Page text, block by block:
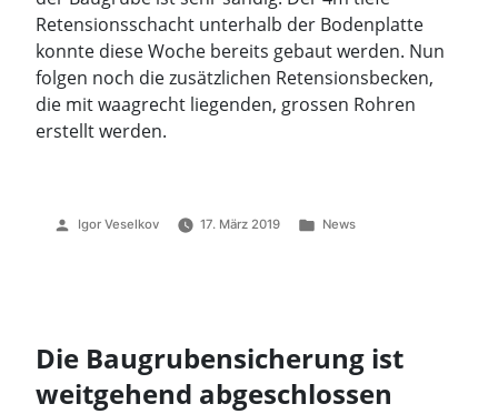
Retensionsschacht unterhalb der Bodenplatte
konnte diese Woche bereits gebaut werden. Nun
folgen noch die zusätzlichen Retensionsbecken,
die mit waagrecht liegenden, grossen Rohren
erstellt werden.
Veröffentlicht
Igor Veselkov 17. März 2019
Veröffentlicht
News
Die Baugrubensicherung ist
weitgehend abgeschlossen